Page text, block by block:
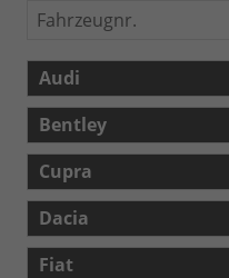
Fahrzeugnr.
Audi
Bentley
Cupra
Dacia
Fiat